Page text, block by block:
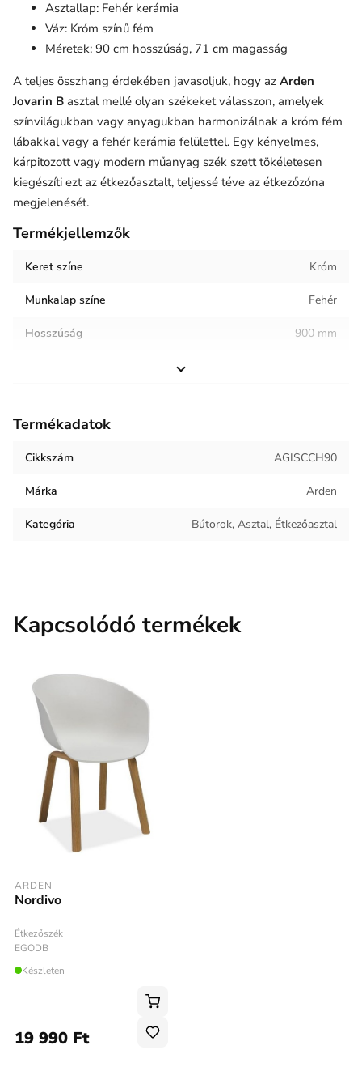
Asztallap: Fehér kerámia
Váz: Króm színű fém
Méretek: 90 cm hosszúság, 71 cm magasság
A teljes összhang érdekében javasoljuk, hogy az Arden
Jovarin B asztal mellé olyan székeket válasszon, amelyek
színvilágukban vagy anyagukban harmonizálnak a króm fém
lábakkal vagy a fehér kerámia felülettel. Egy kényelmes,
kárpitozott vagy modern műanyag szék szett tökéletesen
kiegészíti ezt az étkezőasztalt, teljessé téve az étkezőzóna
megjelenését.
Termékjellemzők
Keret színe Króm
Munkalap színe Fehér
Hosszúság 900 mm
Termék súlya
Keret anyaga Fém
Munkalap anyaga Kerámia
Termékadatok
Cikkszám AGISCCH90
Márka Arden
Kategória Bútorok, Asztal, Étkezőasztal
Kapcsolódó termékek
ARDEN
Nordivo
Étkezőszék
EGODB
Készleten
19 990 Ft